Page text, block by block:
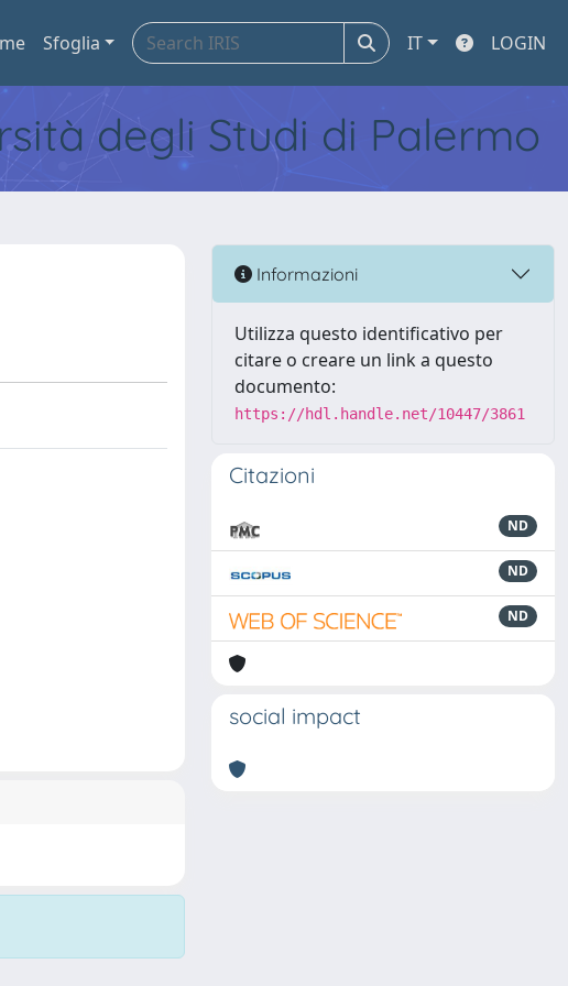
Sfoglia IT LOGIN
degli Studi di Palermo
Informazioni
Utilizza questo identificativo per
citare o creare un link a questo
documento:
https://hdl.handle.net/10447/3861
Citazioni
ND
ND
ND
social impact